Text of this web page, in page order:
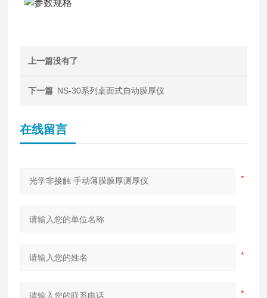
上一篇没有了
下一篇 NS-30系列桌面式自动膜厚仪
在线留言